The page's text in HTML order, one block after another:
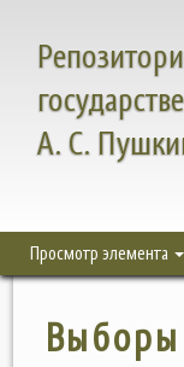
А. С.
Просмотр элемента
Выборы